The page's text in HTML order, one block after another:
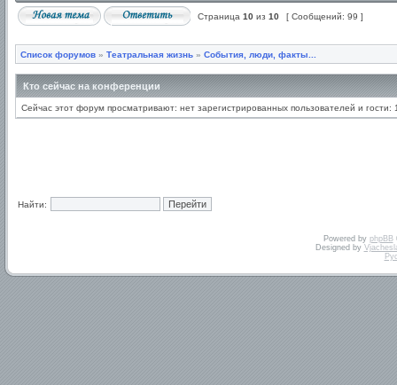
Страница 10 из 10 [ Сообщений: 99 ]
Список форумов » Театральная жизнь » События, люди, факты...
Кто сейчас на конференции
Сейчас этот форум просматривают: нет зарегистрированных пользователей и гости:
Найти:
Powered by phpBB
Designed by